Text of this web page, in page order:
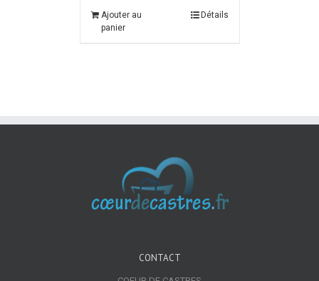
Ajouter au
panier
Détails
CONTACT